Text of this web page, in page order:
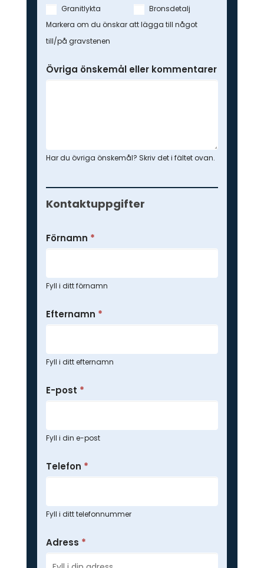
Granitlykta
Bronsdetalj
Markera om du önskar att lägga till något
till/på gravstenen
Övriga önskemål eller kommentarer
Har du övriga önskemål? Skriv det i fältet ovan.
Kontaktuppgifter
Förnamn *
Fyll i ditt förnamn
Efternamn *
Fyll i ditt efternamn
E-post *
Fyll i din e-post
Telefon *
Fyll i ditt telefonnummer
Adress *